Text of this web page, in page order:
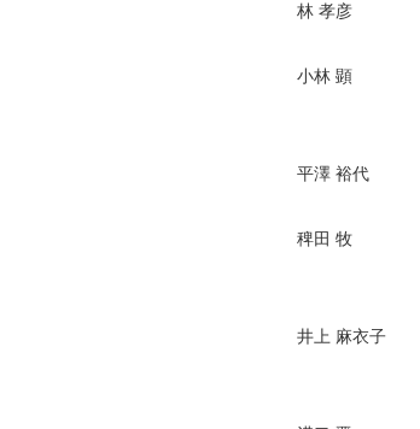
林 孝彦
小林 顕
平澤 裕代
稗田 牧
井上 麻衣子